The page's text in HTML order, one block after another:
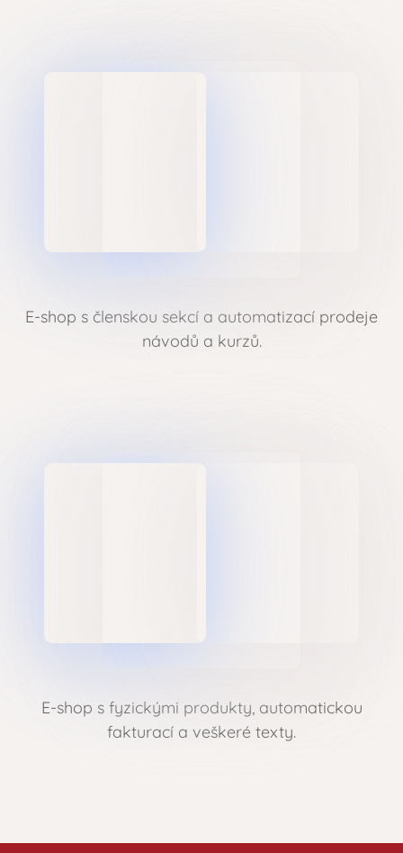
E-shop s členskou sekcí a automatizací prodeje
návodů a kurzů.
E-shop s fyzickými produkty, automatickou
fakturací a veškeré texty.